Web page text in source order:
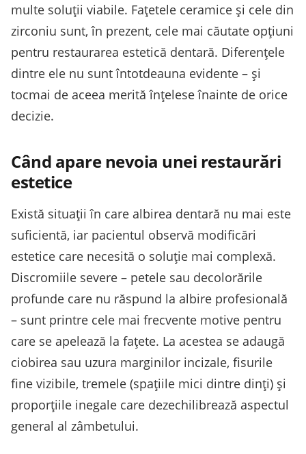
multe soluții viabile. Fațetele ceramice și cele din
zirconiu sunt, în prezent, cele mai căutate opțiuni
pentru restaurarea estetică dentară. Diferențele
dintre ele nu sunt întotdeauna evidente – și
tocmai de aceea merită înțelese înainte de orice
decizie.
Când apare nevoia unei restaurări
estetice
Există situații în care albirea dentară nu mai este
suficientă, iar pacientul observă modificări
estetice care necesită o soluție mai complexă.
Discromiile severe – petele sau decolorările
profunde care nu răspund la albire profesională
– sunt printre cele mai frecvente motive pentru
care se apelează la fațete. La acestea se adaugă
ciobirea sau uzura marginilor incizale, fisurile
fine vizibile, tremele (spațiile mici dintre dinți) și
proporțiile inegale care dezechilibrează aspectul
general al zâmbetului.